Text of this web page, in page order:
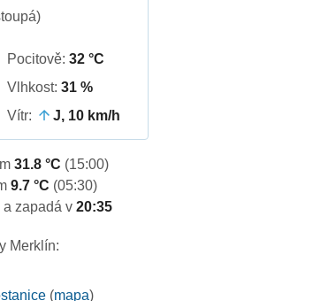
Pocitově:32 °C
Vlhkost:31 %
Vítr:
J, 10 km/h
31.8 °C (15:00)
9.7 °C (05:30)
a zapadá v20:35
Merklín:
(mapa)